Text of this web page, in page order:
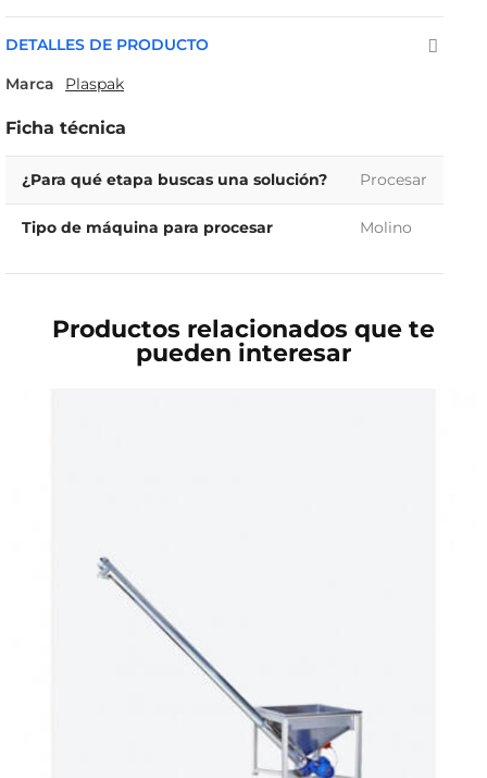
DETALLES DE PRODUCTO
Marca
Plaspak
Ficha técnica
¿Para qué etapa buscas una solución? Procesar
Tipo de máquina para procesar Molino
Productos relacionados que te
pueden interesar